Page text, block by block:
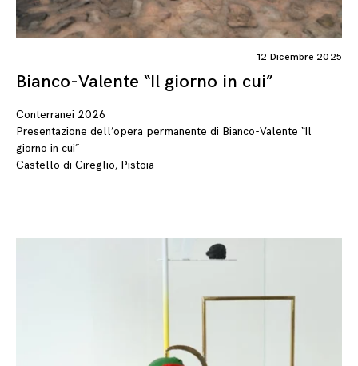
12 Dicembre 2025
Bianco-Valente “Il giorno in cui”
Conterranei 2026
Presentazione dell’opera permanente di Bianco-Valente “Il
giorno in cui”
Castello di Cireglio, Pistoia